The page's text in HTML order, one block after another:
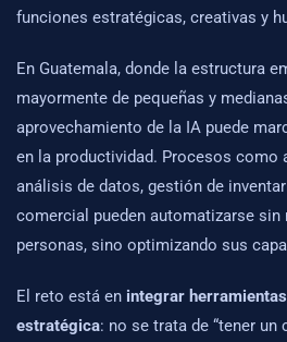
funciones estratégicas, creativas y
En Guatemala, donde la estructura
mayormente de pequeñas y
aprovechamiento de la IA puede
en la productividad. Procesos como
análisis de datos, gestión de
comercial pueden automatizarse sin
personas, sino optimizando sus
El reto está en integrar
estratégica: no se trata de “tener un